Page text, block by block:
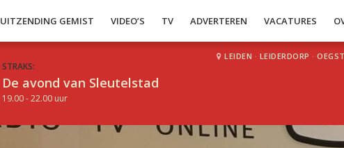
UITZENDING GEMIST VIDEO’S TV ADVERTEREN VACATURES
STRAKS:
De avond van Sleutelstad
19.00 - 22.00 uur
LEIDEN · LEIDERDORP ·